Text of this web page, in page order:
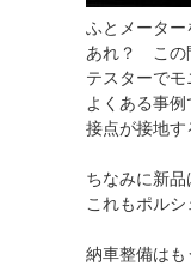
ふとメーター
あれ？ この
テスターで
よくある事
接点が接地
ちなみに新品
これもポルシ
納車整備はも